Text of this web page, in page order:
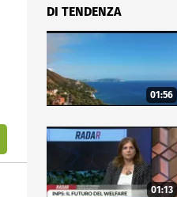
DI TENDENZA
01:56
01:13